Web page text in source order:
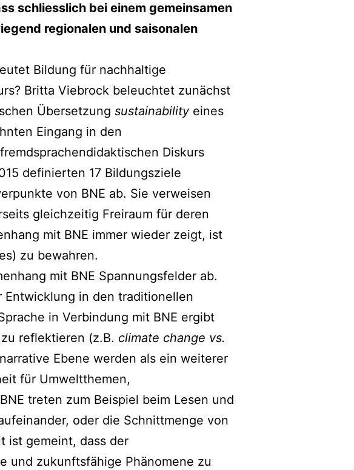
schliesslich bei einem gemeinsamen
regionalen und saisonalen
Bildung für nachhaltige
Britta Viebrock beleuchtet zunächst
Übersetzung sustainabilityeines
Eingang in den
Diskurs
definierten 17 Bildungsziele
von BNE ab. Sie verweisen
gleichzeitig Freiraum für deren
mit BNE immer wieder zeigt, ist
zu bewahren.
mit BNE Spannungsfelder ab.
in den traditionellen
in Verbindung mit BNE ergibt
reflektieren (z.B. climate change vs.
Ebene werden als ein weiterer
für Umweltthemen,
treten zum Beispiel beim Lesen und
oder die Schnittmenge von
ist gemeint, dass der
und zukunftsfähige Phänomene zu